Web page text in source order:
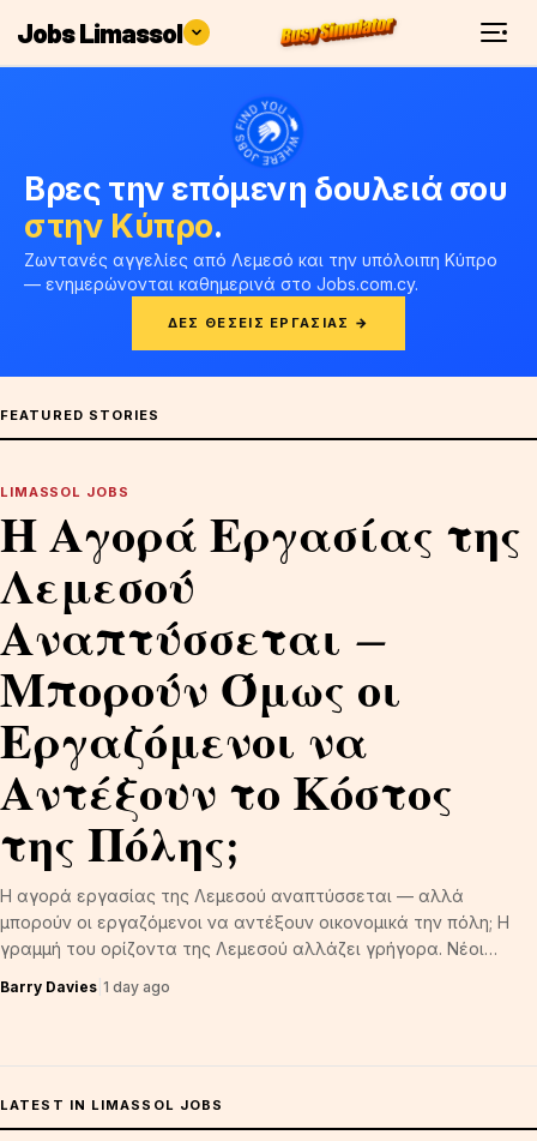
Jobs Limassol
Βρες την επόμενη δουλειά σου
στην Κύπρο.
Ζωντανές αγγελίες από Λεμεσό και την υπόλοιπη Κύπρο
— ενημερώνονται καθημερινά στο Jobs.com.cy.
ΔΕΣ ΘΈΣΕΙΣ ΕΡΓΑΣΊΑΣ →
FEATURED STORIES
LIMASSOL JOBS
Η Αγορά Εργασίας της
Λεμεσού
Αναπτύσσεται —
Μπορούν Όμως οι
Εργαζόμενοι να
Αντέξουν το Κόστος
της Πόλης;
Η αγορά εργασίας της Λεμεσού αναπτύσσεται — αλλά
μπορούν οι εργαζόμενοι να αντέξουν οικονομικά την πόλη; Η
γραμμή του ορίζοντα της Λεμεσού αλλάζει γρήγορα. Νέοι…
Barry Davies 1 day ago
LATEST IN LIMASSOL JOBS